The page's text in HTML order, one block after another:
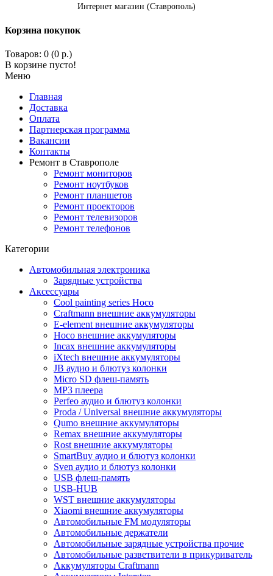
Интернет магазин (Ставрополь)
Корзина покупок
Товаров: 0 (0 р.)
В корзине пусто!
Меню
Главная
Доставка
Оплата
Партнерская программа
Вакансии
Контакты
Ремонт в Ставрополе
Ремонт мониторов
Ремонт ноутбуков
Ремонт планшетов
Ремонт проекторов
Ремонт телевизоров
Ремонт телефонов
Категории
Автомобильная электроника
Зарядные устройства
Аксессуары
Cool painting series Hoco
Craftmann внешние аккумуляторы
E-element внешние аккумуляторы
Hoco внешние аккумуляторы
Incax внешние аккумуляторы
iXtech внешние аккумуляторы
JB аудио и блютуз колонки
Micro SD флеш-память
MP3 плеера
Perfeo аудио и блютуз колонки
Proda / Universal внешние аккумуляторы
Qumo внешние аккумуляторы
Remax внешние аккумуляторы
Rost внешние аккумуляторы
SmartBuy аудио и блютуз колонки
Sven аудио и блютуз колонки
USB флеш-память
USB-HUB
WST внешние аккумуляторы
Xiaomi внешние аккумуляторы
Автомобильные FM модуляторы
Автомобильные держатели
Автомобильные зарядные устройства прочие
Автомобильные разветвители в прикуриватель
Аккумуляторы Craftmann